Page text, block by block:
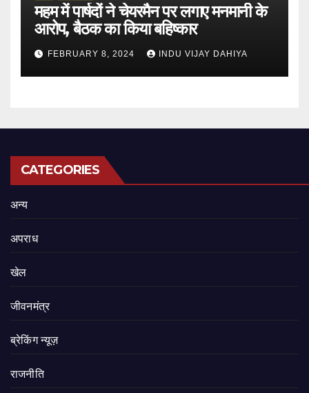
महम में पार्षदों ने चेयरमैन पर लगाए मनमानी के
आरोप, बैठक का किया बहिष्कार
FEBRUARY 8, 2024 INDU VIJAY DAHIYA
CATEGORIES
अन्य
अपराध
खेल
जीवनमंत्र
ब्रेकिंग न्यूज़
राजनीति